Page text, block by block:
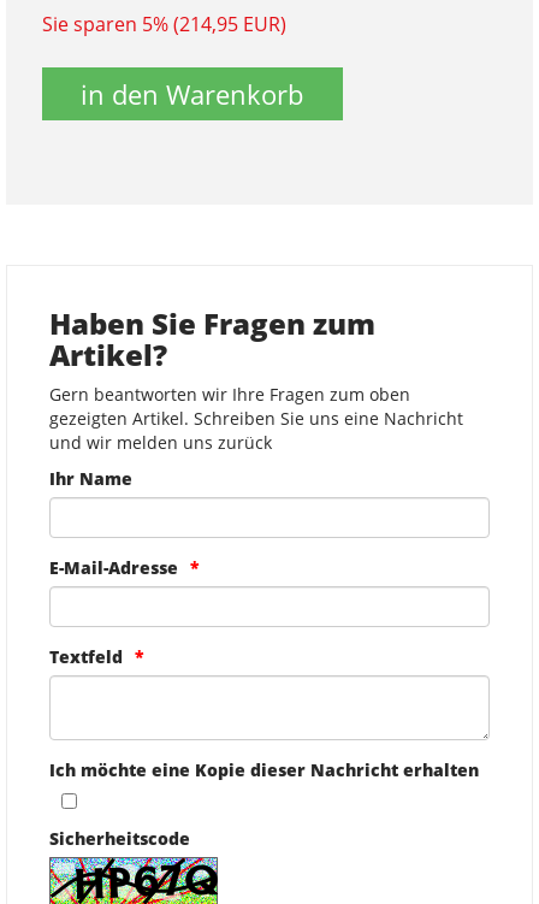
Sie sparen 5% (214,95 EUR)
in den Warenkorb
Haben Sie Fragen zum
Artikel?
Gern beantworten wir Ihre Fragen zum oben
gezeigten Artikel. Schreiben Sie uns eine Nachricht
und wir melden uns zurück
Ihr Name
E-Mail-Adresse
Textfeld
Ich möchte eine Kopie dieser Nachricht erhalten
Sicherheitscode